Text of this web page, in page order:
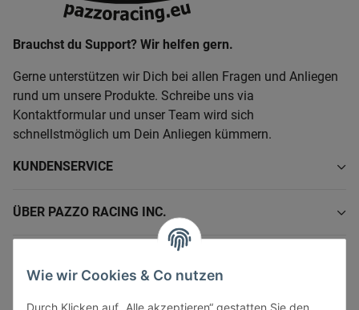
Wie wir Cookies & Co nutzen
Durch Klicken auf „Alle akzeptieren“ gestatten Sie den
Brauchst du Support? Wir helfen gern.
Gerne unterstützen wir Dich bei allen Fragen und Anliegen
rund um unsere Produkte. Schreibe uns via
Kontaktformular und unser Team wird sich
schnellstmöglich um Dein Anliegen kümmern.
KUNDENSERVICE
ÜBER PAZZO RACING INC.
GESETZLICHE INFORMATIONEN